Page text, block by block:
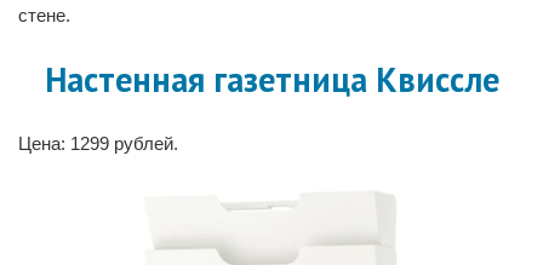
стене.
Настенная газетница Квиссле
Цена: 1299 рублей.